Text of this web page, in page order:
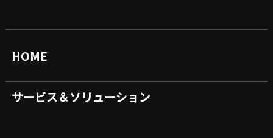
HOME
サービス＆ソリューション